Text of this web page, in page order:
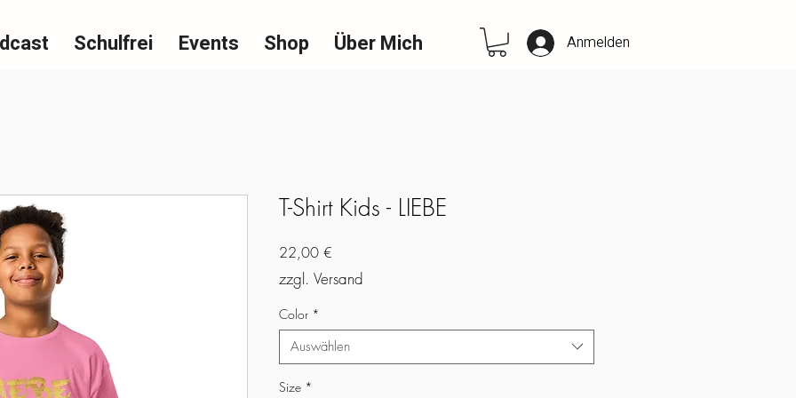
Schulfrei Events Shop Über Mich Anmelden
T-Shirt Kids - LIEBE
22,00 €
zzgl. Versand
Color *
Auswählen
Size *